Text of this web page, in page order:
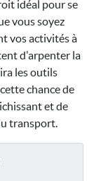
idéal pour se
vous soyez
vos activités à
d'arpenter la
les outils
chance de
et de
transport.